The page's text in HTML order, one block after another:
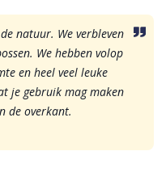
natuur. We verbleven
We hebben volop
en heel veel leuke
je gebruik mag maken
de overkant.